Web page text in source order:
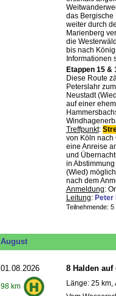
das Bergische
weiter durch
Marienberg
die
bis nach
Informationen
Etappen 15 &
Diese Route
Peterslahr
Neustadt
auf einer
Treffpunkt:
von Köln nach
eine Anreise
und
in
(Wied)
nach dem
Anmeldung:
Leitung: Peter
Teilnehmende:
August
01.08.2026
98 km
8 Halden
Länge: 25 km,